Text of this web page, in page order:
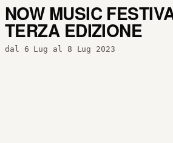
NOW MUSIC
TERZA EDIZIONE
dal 6 Lug al 8 Lug 2023